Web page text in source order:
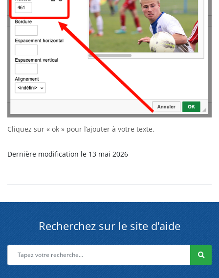
Cliquez sur « ok » pour l’ajouter à votre texte.
Dernière modification le 13 mai 2026
Recherchez sur le site d'aide